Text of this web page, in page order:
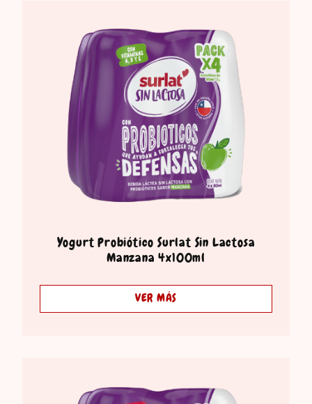
Yogurt Probiótico Surlat Sin Lactosa
Manzana 4x100ml
VER MÁS